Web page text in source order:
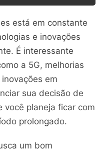
está em constante
e inovações
É interessante
a 5G, melhorias
em
sua decisão de
você planeja ficar com
prolongado.
um bom